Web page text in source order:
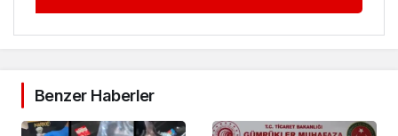
Benzer Haberler